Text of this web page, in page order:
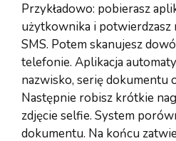
Przykładowo: pobierasz
użytkownika i
SMS. Potem skanujesz
telefonie. Aplikacja
nazwisko, serię dokumentu
Następnie robisz krótkie
zdjęcie selfie. System
dokumentu. Na końcu